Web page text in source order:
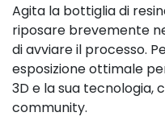
Agita la bottiglia di
riposare brevemente
di avviare il processo.
esposizione ottimale
3D e la sua tecnologia,
community.